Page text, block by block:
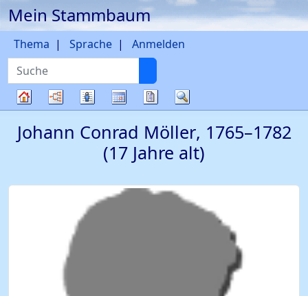
Weiter zu Hauptseite
Mein Stammbaum
Suche
Thema Sprache Anmelden
Diagramme
Listen KalenderBerichte
Johann Conrad Möller, 1765–1782
(17 Jahre alt)